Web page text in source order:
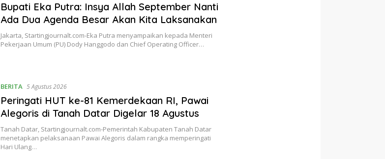
Bupati Eka Putra: Insya Allah September Nanti
Ada Dua Agenda Besar Akan Kita Laksanakan
Jakarta, Startingjournalt.com-Eka Putra menyampaikan kepada Menteri
Pekerjaan Umum (PU) Dody Hanggodo dan Chief Operating Officer…
BERITA 5 Agustus 2026
Peringati HUT ke-81 Kemerdekaan RI, Pawai
Alegoris di Tanah Datar Digelar 18 Agustus
Tanah Datar, Startingjournalt.com-Pemerintah Kabupaten Tanah Datar
menetapkan pelaksanaan Pawai Alegoris dalam rangka memperingati
Hari Ulang…